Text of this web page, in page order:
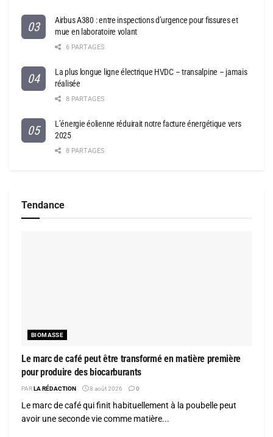
Airbus A380 : entre inspections d’urgence pour fissures et
mue en laboratoire volant
6 PARTAGES
La plus longue ligne électrique HVDC – transalpine – jamais
réalisée
8 PARTAGES
L’énergie éolienne réduirait notre facture énergétique vers
2025
8 PARTAGES
Tendance
BIOMASSE
Le marc de café peut être transformé en matière première
pour produire des biocarburants
PARLA RÉDACTION 8 août 2026 0
Le marc de café qui finit habituellement à la poubelle peut
avoir une seconde vie comme matière...